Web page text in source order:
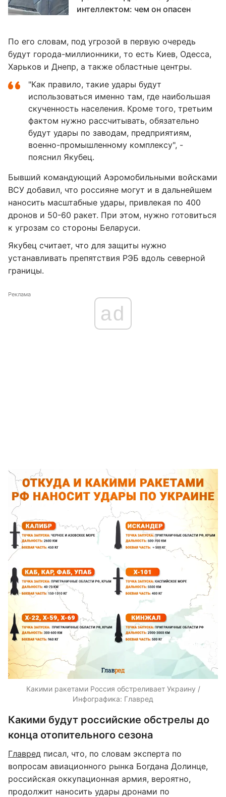
интеллектом: чем он опасен
По его словам, под угрозой в первую очередь
будут города-миллионники, то есть Киев, Одесса,
Харьков и Днепр, а также областные центры.
"Как правило, такие удары будут
использоваться именно там, где наибольшая
скученность населения. Кроме того, третьим
фактом нужно рассчитывать, обязательно
будут удары по заводам, предприятиям,
военно-промышленному комплексу", -
пояснил Якубец.
Бывший командующий Аэромобильными войсками
ВСУ добавил, что россияне могут и в дальнейшем
наносить масштабные удары, привлекая по 400
дронов и 50-60 ракет. При этом, нужно готовиться
к угрозам со стороны Беларуси.
Якубец считает, что для защиты нужно
устанавливать препятствия РЭБ вдоль северной
границы.
Реклама
ad
Какими ракетами Россия обстреливает Украину /
Инфографика: Главред
Какими будут российские обстрелы до
конца отопительного сезона
Главред писал, что, по словам эксперта по
вопросам авиационного рынка Богдана Долинце,
российская оккупационная армия, вероятно,
продолжит наносить удары дронами по